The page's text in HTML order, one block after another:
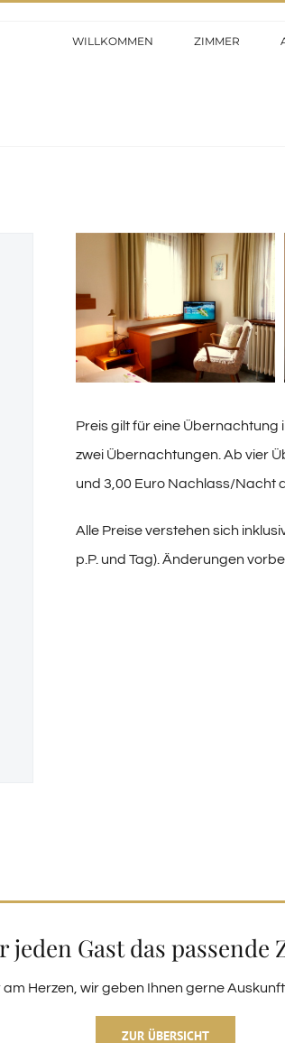
WILLKOMMEN ZIMMER
Preis gilt für eine Übernachtung
zwei Übernachtungen. Ab vier
und 3,00 Euro Nachlass/Nacht
Alle Preise verstehen sich
p.P. und Tag). Änderungen
jeden Gast das passende
Herzen, wir geben Ihnen gerne
ZUR ÜBERSICHT